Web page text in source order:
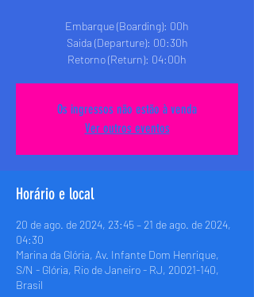
Embarque (Boarding): 00h
Saida (Departure): 00:30h
Retorno (Return): 04:00h
Os ingressos não estão à venda
Ver outros eventos
Horário e local
20 de ago. de 2024, 23:45 – 21 de ago. de 2024,
04:30
Marina da Glória, Av. Infante Dom Henrique,
S/N - Glória, Rio de Janeiro - RJ, 20021-140,
Brasil